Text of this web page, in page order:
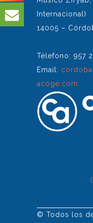
Internacional)
14005 –
Télefono: 957
Email:
acoge.com
© Todos los